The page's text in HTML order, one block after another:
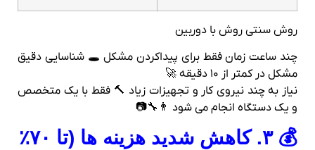
روش سنتی روش با دوربین
چند ساعت زمان فقط برای پیداکردن مشکل 🕳 شناسایی دقیق
مشکل در کمتر از ۱۰ دقیقه 🚀
نیاز به چند نیروی کار و تجهیزات زیاد 🔨 فقط با یک متخصص
و یک دستگاه انجام می‌ شود 👨‍🔧📷
💰 ۳. کاهش شدید هزینه‌ ها (تا ۷۰٪